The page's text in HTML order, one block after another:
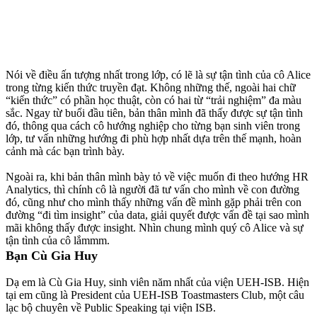
Nói về điều ấn tượng nhất trong lớp, có lẽ là sự tận tình của cô Alice
trong từng kiến thức truyền đạt. Không những thế, ngoài hai chữ
“kiến thức” có phần học thuật, còn có hai từ “trải nghiệm” đa màu
sắc. Ngay từ buổi đầu tiên, bản thân mình đã thấy được sự tận tình
đó, thông qua cách cô hướng nghiệp cho từng bạn sinh viên trong
lớp, tư vấn những hướng đi phù hợp nhất dựa trên thế mạnh, hoàn
cảnh mà các bạn trình bày.
Ngoài ra, khi bản thân mình bày tỏ về việc muốn đi theo hướng HR
Analytics, thì chính cô là người đã tư vấn cho mình về con đường
đó, cũng như cho mình thấy những vấn đề mình gặp phải trên con
đường “đi tìm insight” của data, giải quyết được vấn đề tại sao mình
mãi không thấy được insight. Nhìn chung mình quý cô Alice và sự
tận tình của cô lắmmm.
Bạn Cù Gia Huy
Dạ em là Cù Gia Huy, sinh viên năm nhất của viện UEH-ISB. Hiện
tại em cũng là President của UEH-ISB Toastmasters Club, một câu
lạc bộ chuyên về Public Speaking tại viện ISB.